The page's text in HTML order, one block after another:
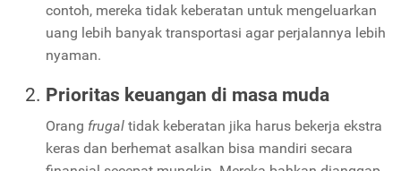
contoh, mereka tidak keberatan untuk mengeluarkan
uang lebih banyak transportasi agar perjalannya lebih
nyaman.
Prioritas keuangan di masa muda
Orang frugal tidak keberatan jika harus bekerja ekstra
keras dan berhemat asalkan bisa mandiri secara